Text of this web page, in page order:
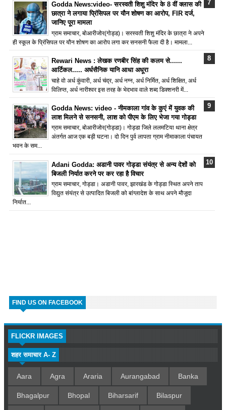
Godda News:video- सरस्वती शिशु मंदिर के 8 वीं क्लास की
छात्रा ने लगाया प्रिंसिपल पर यौन शोषण का आरोप, FIR दर्ज,
जानिए पूरा मामला
ग्राम समाचार, बोआरीजोर(गोड्ड)। सरस्वती शिशु मंदिर के छात्रा ने अपने
ही स्कूल के प्रिंसिपल पर यौन शोषण का आरोप लगा कर सनसनी फैला दी है। मामला...
Rewari News : लेखक रणबीर सिंह की कलम से......
आर्टिकल..... अर्धसैनिक यानि आधा अधूरा
चाहे वो अर्ध कुंवारी, अर्ध चंद्र, अर्ध नग्न, अर्ध निर्मित, अर्ध शिक्षित, अर्ध
विलिप्त, अर्ध नारीश्वर इस तरह के भेदभाव वाले शब्द डिक्शनरी में...
Godda News: video - नीमकाला गांव के कुएं में युवक की
लाश मिलने से सनसनी, लाश को पीएम के लिए भेजा गया गोड्डा
ग्राम समाचार, बोआरीजोर(गोड्डा)। गोड्डा जिले ललमटिया थाना क्षेत्र
अंतर्गत आज एक बड़ी घटना। दो दिन पुर्व लापता ग्राम नीमाकाला पंचायत
भवन के सम...
Adani Godda: अडानी पावर गोड्डा संयंत्र से अन्य देशों को
बिजली निर्यात करने पर कर रहा है विचार
ग्राम समाचार, गोड्डा। अडानी पावर, झारखंड के गोड्डा स्थित अपने ताप
विद्युत संयंत्र से उत्पादित बिजली को बांग्लादेश के साथ अपने मौजूदा
निर्यात...
FIND US ON FACEBOOK
FLICKR IMAGES
शहर समाचार A- Z
Aara Agra Araria Aurangabad Banka
Bhagalpur Bhopal Biharsarif Bilaspur